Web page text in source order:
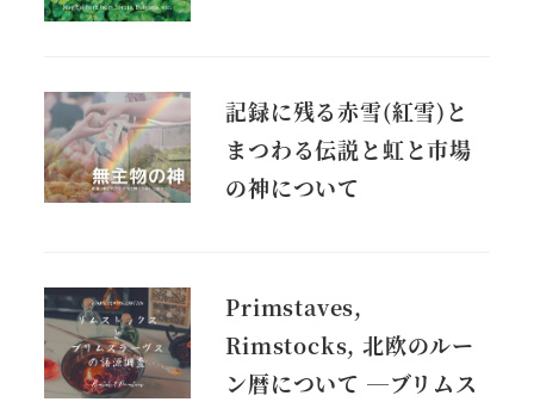
記録に残る赤雪(紅雪)と
まつわる伝説と虹と市場
の神について
Primstaves,
Rimstocks, 北欧のルー
ン暦について ―ブリムス